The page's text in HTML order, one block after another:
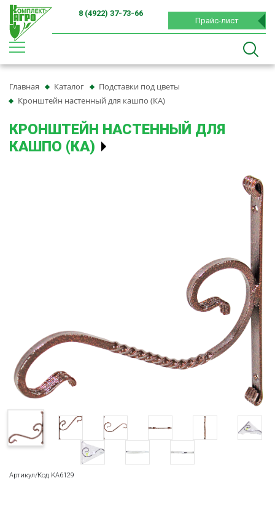
Прайс-лист
8 (4922) 37-73-66
Главная Каталог
Подставки под цветы
Кронштейн настенный для кашпо (КА)
КРОНШТЕЙН НАСТЕННЫЙ ДЛЯ
КАШПО (КА)
Артикул/Код KA6129